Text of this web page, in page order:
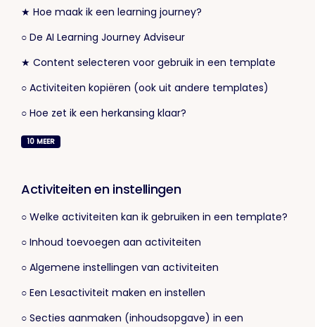
★ Hoe maak ik een learning journey?
○ De AI Learning Journey Adviseur
★ Content selecteren voor gebruik in een template
○ Activiteiten kopiëren (ook uit andere templates)
○ Hoe zet ik een herkansing klaar?
10 MEER
Activiteiten en instellingen
○ Welke activiteiten kan ik gebruiken in een template?
○ Inhoud toevoegen aan activiteiten
○ Algemene instellingen van activiteiten
○ Een Lesactiviteit maken en instellen
○ Secties aanmaken (inhoudsopgave) in een